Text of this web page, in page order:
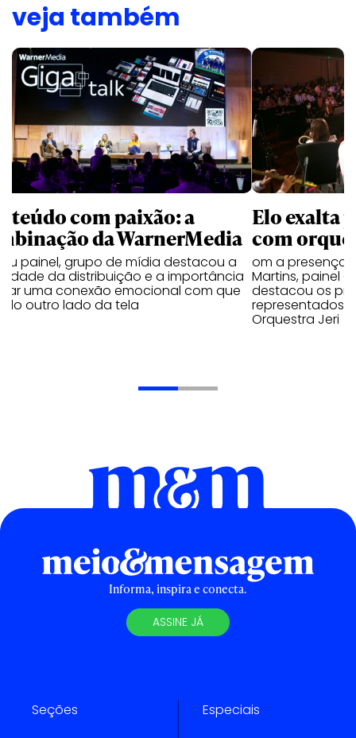
veja também
com paixão: a
da WarnerMedia
painel, grupo de mídia destacou a
da distribuição e a importância
uma conexão emocional com que
do outro lado da tela
Elo exalta
com
om a presença
Martins, painel
destacou os
representados
Orquestra Jeri
Informa, inspira e conecta.
ASSINE JÁ
Seções Especiais